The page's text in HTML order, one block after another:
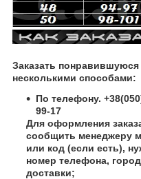
Заказать
несколькими способами:
По телефону.
99-17
Для оформления
сообщить менеджеру
или код (если есть),
номер телефона,
доставки;